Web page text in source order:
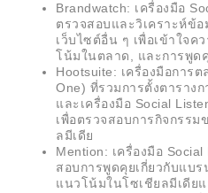
Brandwatch: เครื่องมือ
ตรวจสอบและวิเคราะห์ข้
เว็บไซต์อื่น ๆ เพื่อเข้าใจค
โน้มในตลาด, และการพูด
Hootsuite: เครื่องมือการ
One) ที่รวมการตั้งตาราง
และเครื่องมือ Social
เพื่อตรวจสอบการกิจกรร
ลมีเดีย
Mention: เครื่องมือ
สอบการพูดคุยเกี่ยวกับแบ
แนวโน้มในโซเชียลมีเดีย